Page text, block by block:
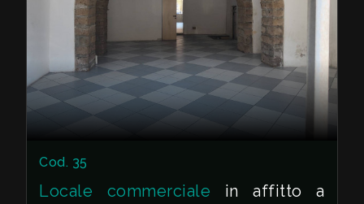
Cod. 35
Locale commerciale in affitto a